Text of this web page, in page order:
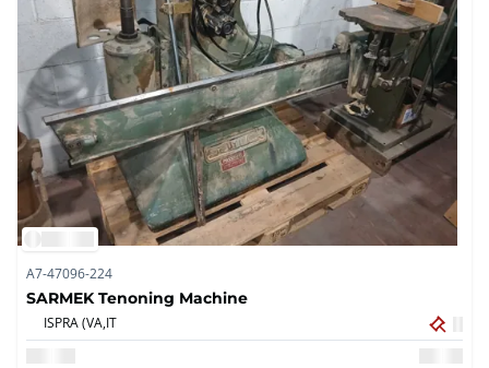
A7-47096-224
SARMEK Tenoning Machine
ISPRA (VA,IT